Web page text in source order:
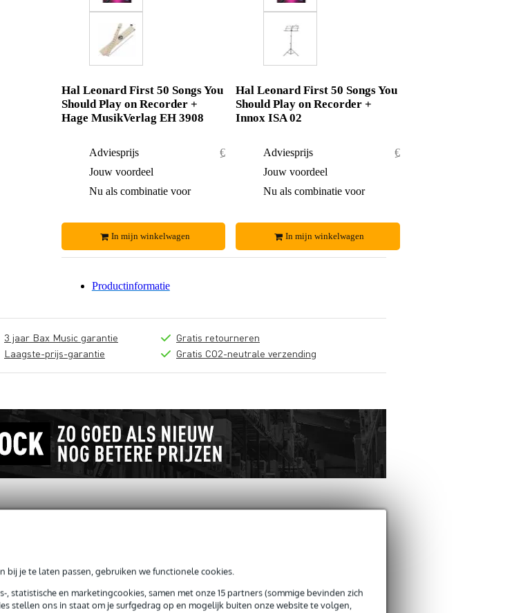
je te laten passen, gebruiken we functionele cookies.
statistische en marketingcookies, samen met onze 15 partners (sommige bevinden zich
stellen ons in staat om je surfgedrag op en mogelijk buiten onze website te volgen,
Hal Leonard First 50 Songs You
Should Play on Recorder +
Hage MusikVerlag EH 3908
Adviesprijs
€ 29,50
Jouw voordeel
Nu als combinatie voor
In mijn winkelwagen
Hal Leonard First 50 Songs You
Should Play on Recorder +
Innox ISA 02
Adviesprijs
€ 37,90
Jouw voordeel
Nu als combinatie voor
In mijn winkelwagen
Productinformatie
3 jaar Bax Music garantie
Laagste-prijs-garantie
Gratis retourneren
Gratis CO2-neutrale verzending
voor blokfluit
Schrijf zelf een review